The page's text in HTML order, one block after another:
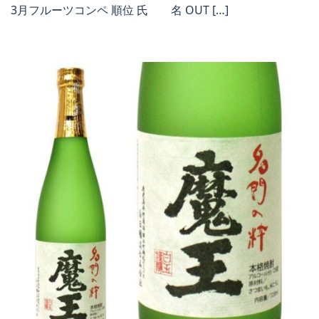
3月フルーツコンペ 順位 氏 名 OUT […]